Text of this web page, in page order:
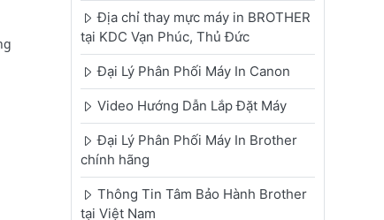
Địa chỉ thay mực máy in BROTHER
tại KDC Vạn Phúc, Thủ Đức
Đại Lý Phân Phối Máy In Canon
Video Hướng Dẫn Lắp Đặt Máy
Đại Lý Phân Phối Máy In Brother
chính hãng
Thông Tin Tâm Bảo Hành Brother
tại Việt Nam